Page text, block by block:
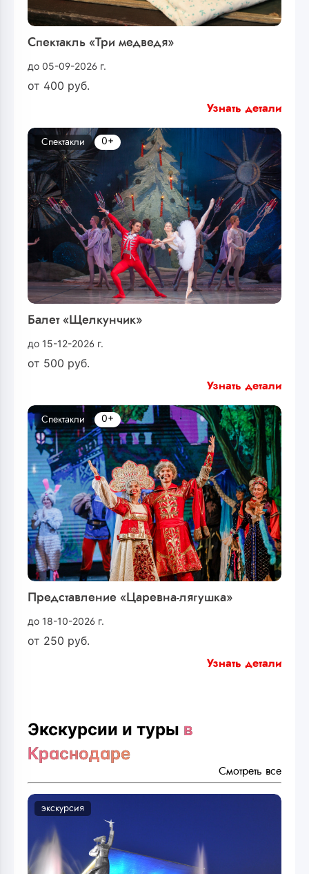
Спектакль «Три медведя»
до 05-09-2026 г.
от 400 руб.
Узнать детали
Балет «Щелкунчик»
до 15-12-2026 г.
от 500 руб.
Спектакли 0+
Узнать детали
Представление «Царевна-лягушка»
до 18-10-2026 г.
от 250 руб.
Спектакли 0+
Узнать детали
Экскурсии и туры в
Краснодаре
Смотреть все
экскурсия